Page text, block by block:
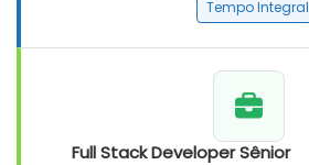
Tempo Integral
Full Stack Developer Sênior